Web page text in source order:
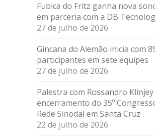
Fubica do Fritz ganha nova
em parceria com a DB
27 de julho de 2026
Gincana do Alemão inicia com
participantes em sete equipes
27 de julho de 2026
Palestra com Rossandro
encerramento do 35º
Rede Sinodal em Santa Cruz
22 de julho de 2026